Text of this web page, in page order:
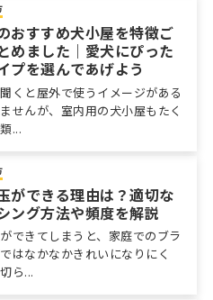
おすすめ犬小屋を特徴ご
めました｜愛犬にぴった
プを選んであげよう
くと屋外で使うイメージがある
せんが、室内用の犬小屋もたく
...
ができる理由は？適切な
ング方法や頻度を解説
できてしまうと、家庭でのブラ
はなかなかきれいになりにく
ら...